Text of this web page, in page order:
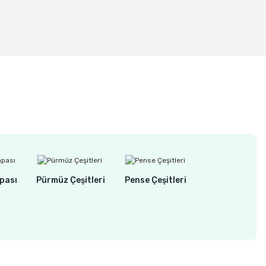
Pürmüz Çeşitleri Pense Çeşitleri